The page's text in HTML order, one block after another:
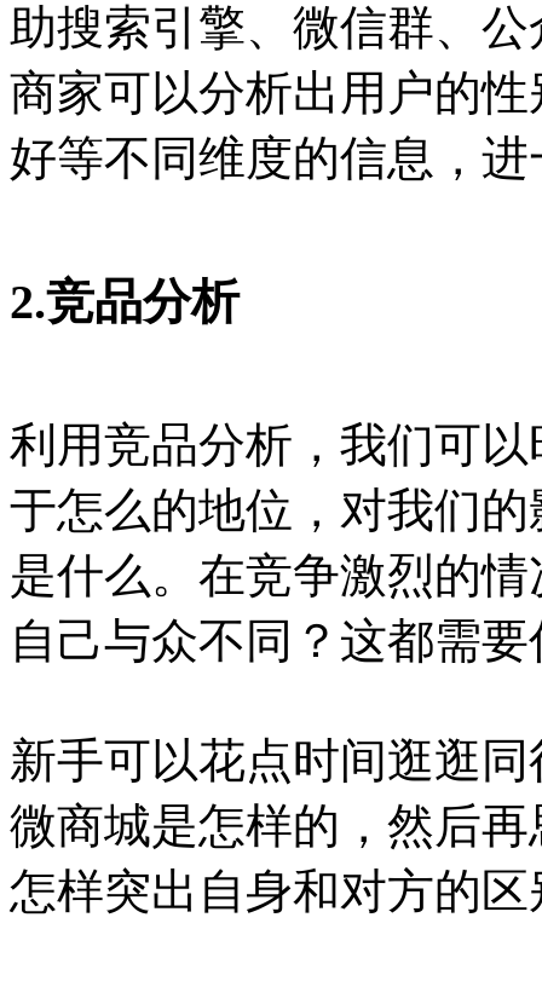
助搜索引擎、微信群、
商家可以分析出用户的
好等不同维度的信息，
2.竞品分析
利用竞品分析，我们可
于怎么的地位，对我们
是什么。在竞争激烈的
自己与众不同？这都需
新手可以花点时间逛逛
微商城是怎样的，然后
怎样突出自身和对方的